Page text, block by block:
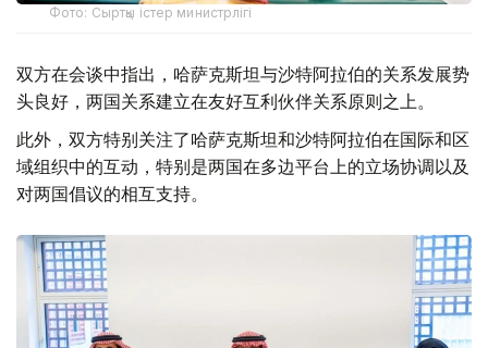
Фото: Сыртқы істер министрлігі
双方在会谈中指出，哈萨克斯坦与沙特阿拉伯的关系发展势
头良好，两国关系建立在友好互利伙伴关系原则之上。
此外，双方特别关注了哈萨克斯坦和沙特阿拉伯在国际和区
域组织中的互动，特别是两国在多边平台上的立场协调以及
对两国倡议的相互支持。